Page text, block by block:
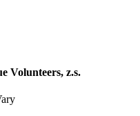
Volunteers, z.s.